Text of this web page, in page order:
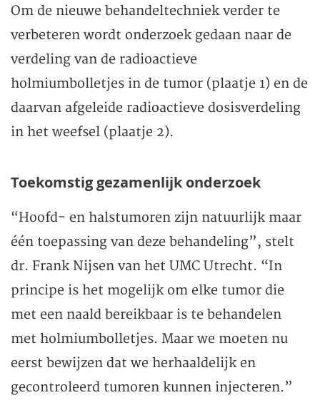
Om de nieuwe behandeltechniek verder te
verbeteren wordt onderzoek gedaan naar de
verdeling van de radioactieve
holmiumbolletjes in de tumor (plaatje 1) en de
daarvan afgeleide radioactieve dosisverdeling
in het weefsel (plaatje 2).
Toekomstig gezamenlijk onderzoek
“Hoofd- en halstumoren zijn natuurlijk maar
één toepassing van deze behandeling”, stelt
dr. Frank Nijsen van het UMC Utrecht. “In
principe is het mogelijk om elke tumor die
met een naald bereikbaar is te behandelen
met holmiumbolletjes. Maar we moeten nu
eerst bewijzen dat we herhaaldelijk en
gecontroleerd tumoren kunnen injecteren.”